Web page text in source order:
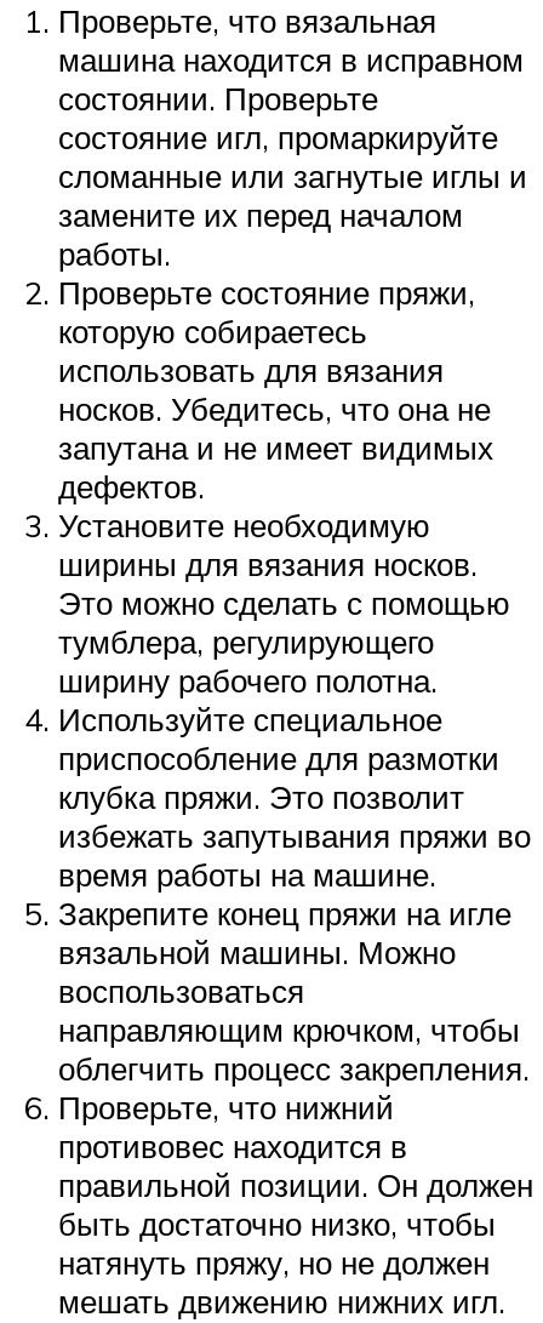
Проверьте, что вязальная
машина находится в исправном
состоянии. Проверьте
состояние игл, промаркируйте
сломанные или загнутые иглы и
замените их перед началом
работы.
Проверьте состояние пряжи,
которую собираетесь
использовать для вязания
носков. Убедитесь, что она не
запутана и не имеет видимых
дефектов.
Установите необходимую
ширины для вязания носков.
Это можно сделать с помощью
тумблера, регулирующего
ширину рабочего полотна.
Используйте специальное
приспособление для размотки
клубка пряжи. Это позволит
избежать запутывания пряжи во
время работы на машине.
Закрепите конец пряжи на игле
вязальной машины. Можно
воспользоваться
направляющим крючком, чтобы
облегчить процесс закрепления.
Проверьте, что нижний
противовес находится в
правильной позиции. Он должен
быть достаточно низко, чтобы
натянуть пряжу, но не должен
мешать движению нижних игл.